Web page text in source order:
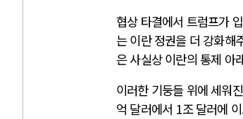
협상 타결에서 트럼프가
는 이란 정권을 더 강화해
은 사실상 이란의 통제 아
이러한 기둥들 위에 세워
억 달러에서 1조 달러에